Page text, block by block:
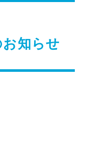
お知らせ